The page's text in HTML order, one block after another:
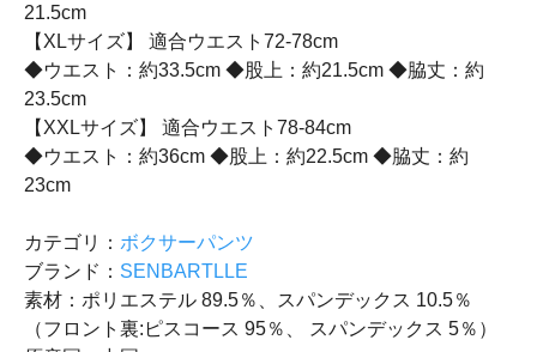
21.5cm
【XLサイズ】 適合ウエスト72-78cm
◆ウエスト：約33.5cm ◆股上：約21.5cm ◆脇丈：約
23.5cm
【XXLサイズ】 適合ウエスト78-84cm
◆ウエスト：約36cm ◆股上：約22.5cm ◆脇丈：約
23cm
カテゴリ： ボクサーパンツ
ブランド： SENBARTLLE
素材：ポリエステル 89.5％、スパンデックス 10.5％
（フロント裏:ピスコース 95％、 スパンデックス 5％）